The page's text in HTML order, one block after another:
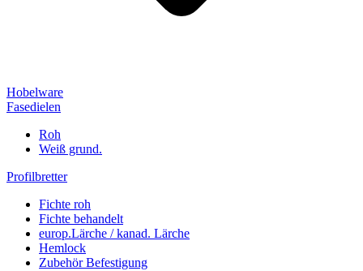
Hobelware
Fasedielen
Roh
Weiß grund.
Profilbretter
Fichte roh
Fichte behandelt
europ.Lärche / kanad. Lärche
Hemlock
Zubehör Befestigung